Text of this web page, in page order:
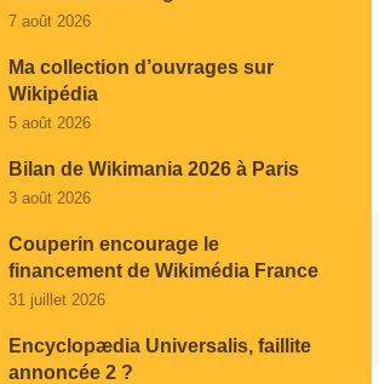
7 août 2026
Ma collection d’ouvrages sur
Wikipédia
5 août 2026
Bilan de Wikimania 2026 à Paris
3 août 2026
Couperin encourage le
financement de Wikimédia France
31 juillet 2026
Encyclopædia Universalis, faillite
annoncée 2 ?